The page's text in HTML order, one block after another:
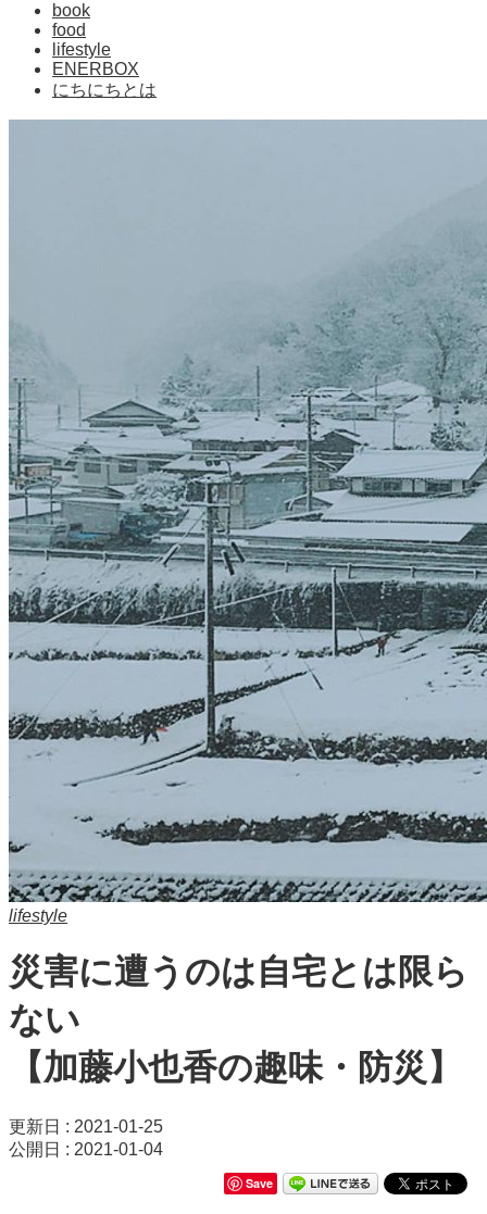
book
food
lifestyle
ENERBOX
にちにちとは
lifestyle
災害に遭うのは自宅とは限ら
ない
【加藤小也香の趣味・防災】
更新日 : 2021-01-25
公開日 : 2021-01-04
Save